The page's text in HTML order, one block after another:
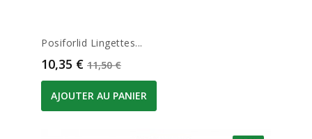
Posiforlid Lingettes...
Prix
10,35 € Prix de base
11,50 €
AJOUTER AU PANIER